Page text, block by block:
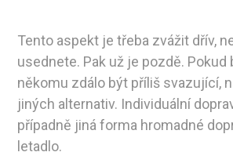
Tento aspekt je třeba zvážit dřív,
usednete. Pak už je pozdě. Pokud
někomu zdálo být příliš svazující,
jiných alternativ. Individuální
případně jiná forma hromadné
letadlo.